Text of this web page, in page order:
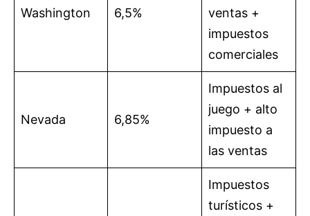
Washington 6,5%
ventas +
impuestos
comerciales
Nevada 6,85%
Impuestos al
juego + alto
impuesto a
las ventas
Impuestos
turísticos +